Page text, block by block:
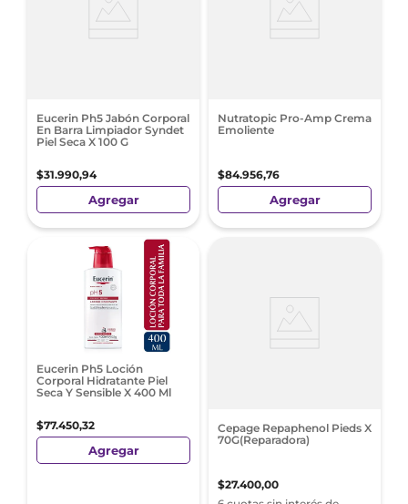
Eucerin Ph5 Jabón Corporal
En Barra Limpiador Syndet
Piel Seca X 100 G
$31.990,94
Agregar
Nutratopic Pro-Amp Crema
Emoliente
$84.956,76
Agregar
Eucerin Ph5 Loción
Corporal Hidratante Piel
Seca Y Sensible X 400 Ml
$77.450,32
Agregar
Cepage Repaphenol Pieds X
70G(Reparadora)
$27.400,00